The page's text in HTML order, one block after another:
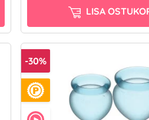
LISA
-30%